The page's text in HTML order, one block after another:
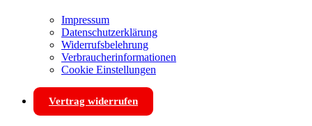
Impressum
Datenschutzerklärung
Widerrufsbelehrung
Verbraucherinformationen
Cookie Einstellungen
Vertrag widerrufen